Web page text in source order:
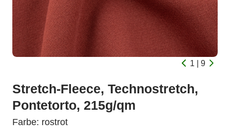
1 | 9
Stretch-Fleece, Technostretch,
Pontetorto, 215g/qm
Farbe: rostrot